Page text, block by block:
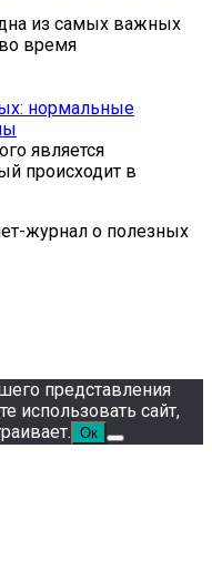
из самых важных
время
нормальные
является
происходит в
журнал о полезных
представления
использовать сайт,
Ок